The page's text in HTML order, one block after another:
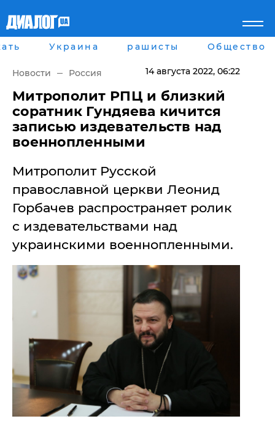
Главная
рассея
Мир
Беларусь
Военное обозрение
Наука и Техника
Экономика
Блоги
Пресса
Шоу-биз
Здоровье
Спорт
Культура
Города
Луганск
Киев
Харьков
Днепр
Львов
Крыму
Оккупация Крыма
Донбасс
Армия Украины
Здоровье
Помощь проекту
Стиль Диалога
Шоу-биз
Культура
Общество
Пресс-релизы
Пресс-релизы
Авторское
Мнение
Блоги
ИноСМИ
Украина рашисты Общество
Новости Россия 14 августа 2022, 06:22
​Митрополит РПЦ и близкий
соратник Гундяева кичится
записью издевательств над
военнопленными
Митрополит Русской
православной церкви Леонид
Горбачев распространяет ролик
с издевательствами над
украинскими военнопленными.